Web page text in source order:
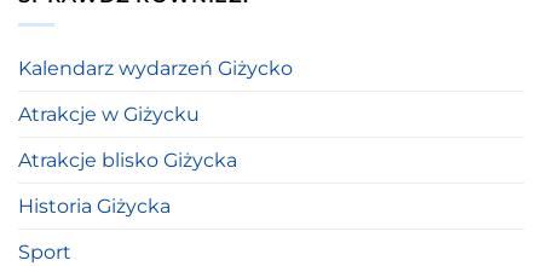
Kalendarz wydarzeń Giżycko
Atrakcje w Giżycku
Atrakcje blisko Giżycka
Historia Giżycka
Sport